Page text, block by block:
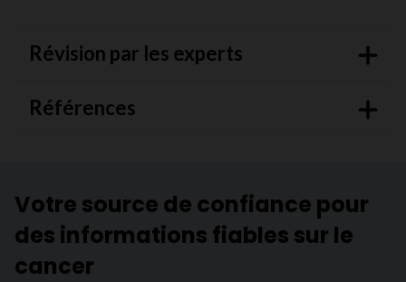
Révision par les experts
Références
Votre source de confiance pour
des informations fiables sur le
cancer